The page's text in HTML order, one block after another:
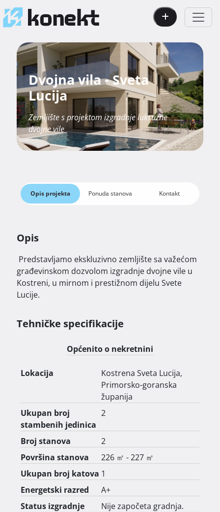
Dvojna vila - Sveta
Lucija
Zemljište s projektom izgradnje luksuzne
dvojne vile
Opis projekta Ponuda stanova Kontakt
Opis
građevinskom dozvolom izgradnje dvojne vile u
Kostreni, u mirnom i prestižnom dijelu Svete
Lucije.
Projekt obuhvaća dvije troetažne luksuzne
stambene jedinice, svaka s vlastitim privatnim
prostranim terasama koje pružaju panoramski
Arhitektonsko rješenje kombinira suvremeni
dizajn i funkcionalnost, osiguravajući visoki
standard stanovanja uz naglasak na privatnost i
udobnost. Svaka jedinica raspolaže s više etaža
koje nude idealan raspored za obiteljski život, kao
i prostore za opuštanje i uživanje na otvorenom.
Ovaj projekt predstavlja rijetku priliku za ulaganje
u atraktivnoj lokaciji koja spaja luksuz, privatnost i
jedinstven pogled na more.
Tehničke specifikacije
Općenito o nekretnini
Lokacija
Kostrena Sveta Lucija,
Primorsko-goranska
županija
Ukupan broj
stambenih jedinica
2
Broj stanova
2
Površina stanova
226 ㎡ - 227 ㎡
Ukupan broj katova 1
Energetski razred
A+
Status izgradnje
Nije započeta gradnja.